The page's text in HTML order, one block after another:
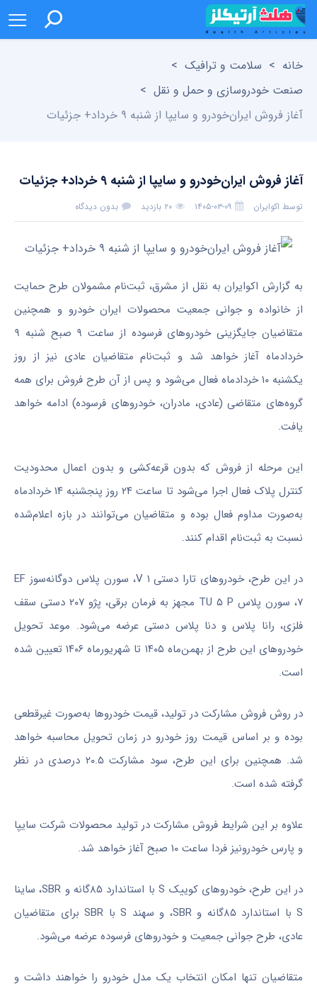
خانه > سلامت و ترافیک >
صنعت خودروسازی و حمل و نقل >
آغاز فروش ایران‌خودرو و سایپا از شنبه ۹ خرداد+ جزئیات
آغاز فروش ایران‌خودرو و سایپا از شنبه ۹ خرداد+ جزئیات
توسط اکوایران ۱۴۰۵-۰۳-۰۹ ۲۰ بازدید بدون دیدگاه
به گزارش اکو‌ایران به نقل از مشرق، ثبت‌نام مشمولان طرح حمایت
از خانواده و جوانی جمعیت محصولات ایران خودرو و همچنین
متقاضیان جایگزینی خودروهای فرسوده از ساعت ۹ صبح شنبه ۹
خردادماه آغاز خواهد شد و ثبت‌نام متقاضیان عادی نیز از روز
یکشنبه ۱۰ خردادماه فعال می‌شود و پس از آن طرح فروش برای همه
گروه‌های متقاضی (عادی، مادران، خودروهای فرسوده) ادامه خواهد
یافت.
این مرحله از فروش که بدون قرعه‌کشی و بدون اعمال محدودیت
کنترل پلاک فعال اجرا می‌شود تا ساعت ۲۴ روز پنجشنبه ۱۴ خردادماه
به‌صورت مداوم فعال بوده و متقاضیان می‌توانند در بازه اعلام‌شده
نسبت به ثبت‌نام اقدام کنند.
در این طرح، خودروهای تارا دستی V ۱، سورن پلاس دوگانه‌سوز EF
۷، سورن پلاس TU ۵ P مجهز به فرمان برقی، پژو ۲۰۷ دستی سقف
فلزی، رانا پلاس و دنا پلاس دستی عرضه می‌شود. موعد تحویل
خودروهای این طرح از بهمن‌ماه ۱۴۰۵ تا شهریورماه ۱۴۰۶ تعیین شده
است.
در روش فروش مشارکت در تولید، قیمت خودروها به‌صورت غیرقطعی
بوده و بر اساس قیمت روز خودرو در زمان تحویل محاسبه خواهد
شد. همچنین برای این طرح، سود مشارکت ۲۰.۵ درصدی در نظر
گرفته شده است.
علاوه بر این شرایط فروش مشارکت در تولید محصولات شرکت سایپا
و پارس خودرونیز فردا ساعت ۱۰ صبح آغاز خواهد شد.
در این طرح، خودروهای کوییک S با استاندارد ۸۵گانه و SBR، ساینا
S با استاندارد ۸۵گانه و SBR، و سهند S با SBR برای متقاضیان
عادی، طرح جوانی جمعیت و خودروهای فرسوده عرضه می‌شود.
متقاضیان تنها امکان انتخاب یک مدل خودرو را خواهند داشت و